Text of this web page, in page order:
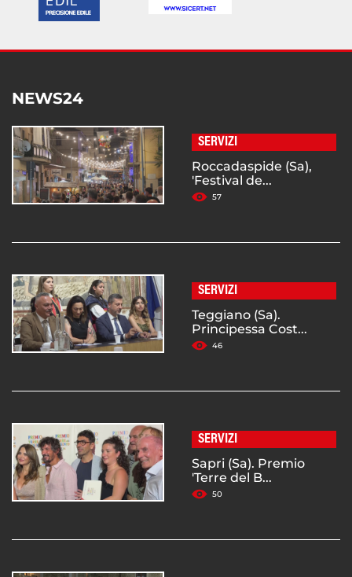
NEWS24
SERVIZI
Roccadaspide (Sa),
'Festival de...
57
SERVIZI
Teggiano (Sa).
Principessa Cost...
46
SERVIZI
Sapri (Sa). Premio
'Terre del B...
50